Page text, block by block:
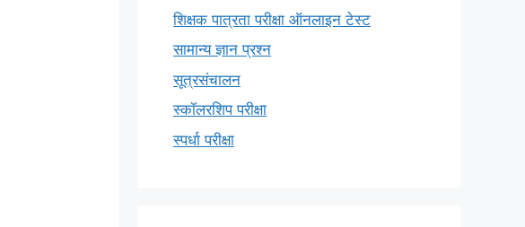
शिक्षक पात्रता परीक्षा ऑनलाइन टेस्ट
सामान्य ज्ञान प्रश्न
सूत्रसंचालन
स्कॉलरशिप परीक्षा
स्पर्धा परीक्षा